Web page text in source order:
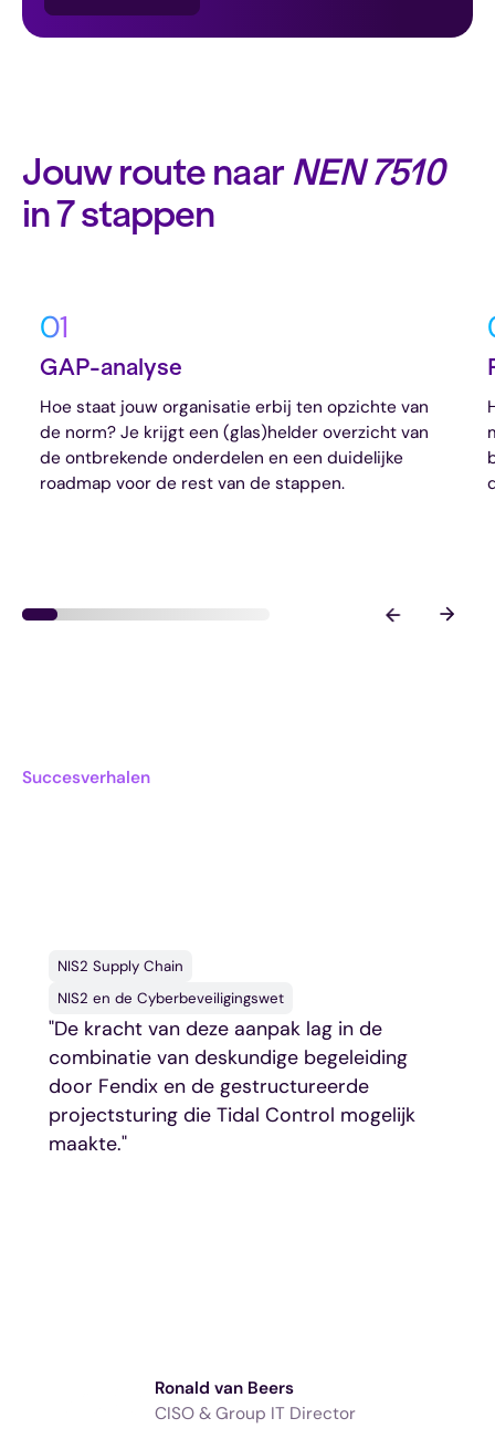
Jouw route naar NEN 7510
in 7 stappen
01
GAP-analyse
Hoe staat jouw organisatie erbij ten opzichte van
de norm? Je krijgt een (glas)helder overzicht van
de ontbrekende onderdelen en een duidelijke
roadmap voor de rest van de stappen.
Succesverhalen
NIS2 Supply Chain
NIS2 en de Cyberbeveiligingswet
"De kracht van deze aanpak lag in de
combinatie van deskundige begeleiding
door Fendix en de gestructureerde
projectsturing die Tidal Control mogelijk
maakte."
Ronald van Beers
CISO & Group IT Director